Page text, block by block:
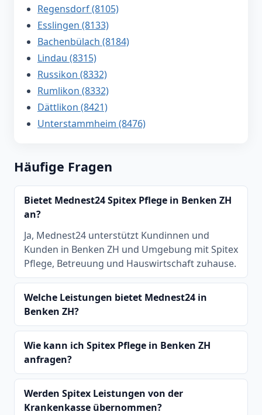
Regensdorf (8105)
Esslingen (8133)
Bachenbülach (8184)
Lindau (8315)
Russikon (8332)
Rumlikon (8332)
Dättlikon (8421)
Unterstammheim (8476)
Häufige Fragen
Bietet Mednest24 Spitex Pflege in Benken ZH
an?
Ja, Mednest24 unterstützt Kundinnen und
Kunden in Benken ZH und Umgebung mit Spitex
Pflege, Betreuung und Hauswirtschaft zuhause.
Welche Leistungen bietet Mednest24 in
Benken ZH?
Wie kann ich Spitex Pflege in Benken ZH
anfragen?
Werden Spitex Leistungen von der
Krankenkasse übernommen?